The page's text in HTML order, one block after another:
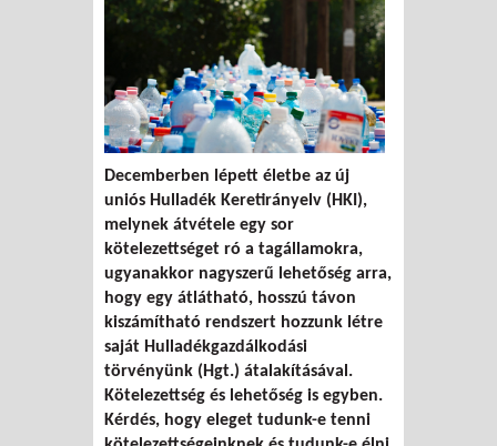
Decemberben lépett életbe az új
uniós Hulladék Keretirányelv (HKI),
melynek átvétele egy sor
kötelezettséget ró a tagállamokra,
ugyanakkor nagyszerű lehetőség arra,
hogy egy átlátható, hosszú távon
kiszámítható rendszert hozzunk létre
saját Hulladékgazdálkodási
törvényünk (Hgt.) átalakításával.
Kötelezettség és lehetőség is egyben.
Kérdés, hogy eleget tudunk-e tenni